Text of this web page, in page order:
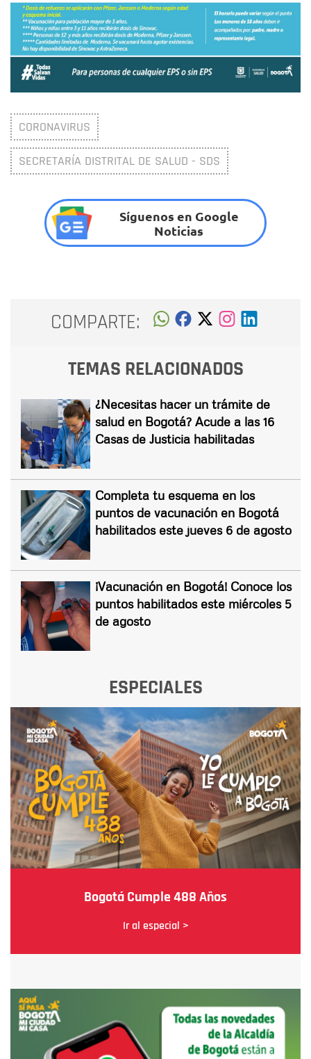
CORONAVIRUS
SECRETARÍA DISTRITAL DE SALUD - SDS
Síguenos en Google
Noticias
COMPARTE:
TEMAS RELACIONADOS
¿Necesitas hacer un trámite de
salud en Bogotá? Acude a las 16
Casas de Justicia habilitadas
Completa tu esquema en los
puntos de vacunación en Bogotá
habilitados este jueves 6 de agosto
¡Vacunación en Bogotá! Conoce los
puntos habilitados este miércoles 5
de agosto
ESPECIALES
Bogotá Cumple 488 Años
Ir al especial >